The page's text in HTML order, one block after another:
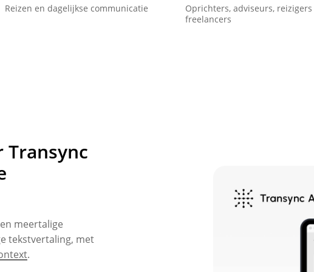
Reizen en dagelijkse communicatie
Oprichters, adviseurs,
freelancers
Transync
meertalige
tekstvertaling, met
.